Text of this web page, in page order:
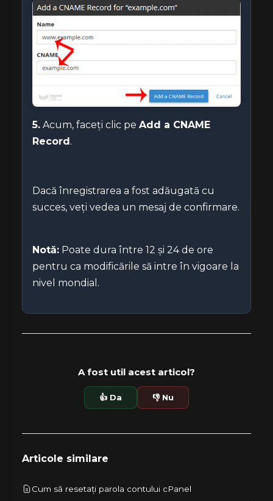
5. Acum, faceți clic pe Add a CNAME
Record.
Dacă înregistrarea a fost adăugată cu
succes, veți vedea un mesaj de confirmare.
Notă: Poate dura între 12 și 24 de ore
pentru ca modificările să intre în vigoare la
nivel mondial.
A fost util acest articol?
👍 Da 👎 Nu
Articole similare
Cum să resetați parola contului cPanel